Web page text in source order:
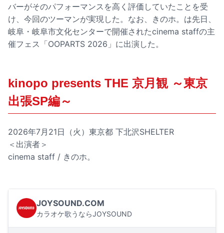
バーがそのパフォーマンスを高く評価していたことを受
け、今回のツーマンが実現した。なお、きのホ。は先日、
岐阜・岐阜市文化センターで開催されたcinema staffの主
催フェス「OOPARTS 2026」に出演した。
kinopo presents THE 京月観 ～東京
出張SP編～
2026年7月21日（火）東京都 下北沢SHELTER
＜出演者＞
cinema staff / きのホ。
JOYSOUND.COM
カラオケ歌うならJOYSOUND